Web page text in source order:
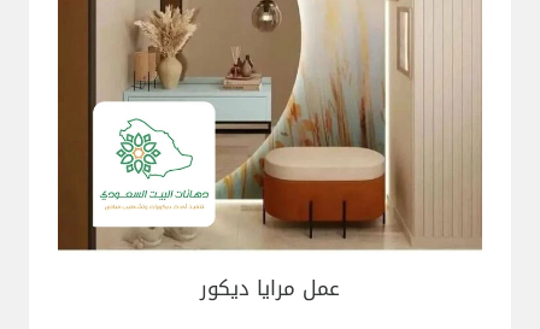
عمل مرايا ديكور